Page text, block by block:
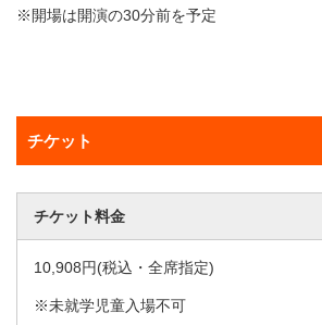
※開場は開演の30分前を予定
チケット
チケット料金
10,908円(税込・全席指定)
※未就学児童入場不可